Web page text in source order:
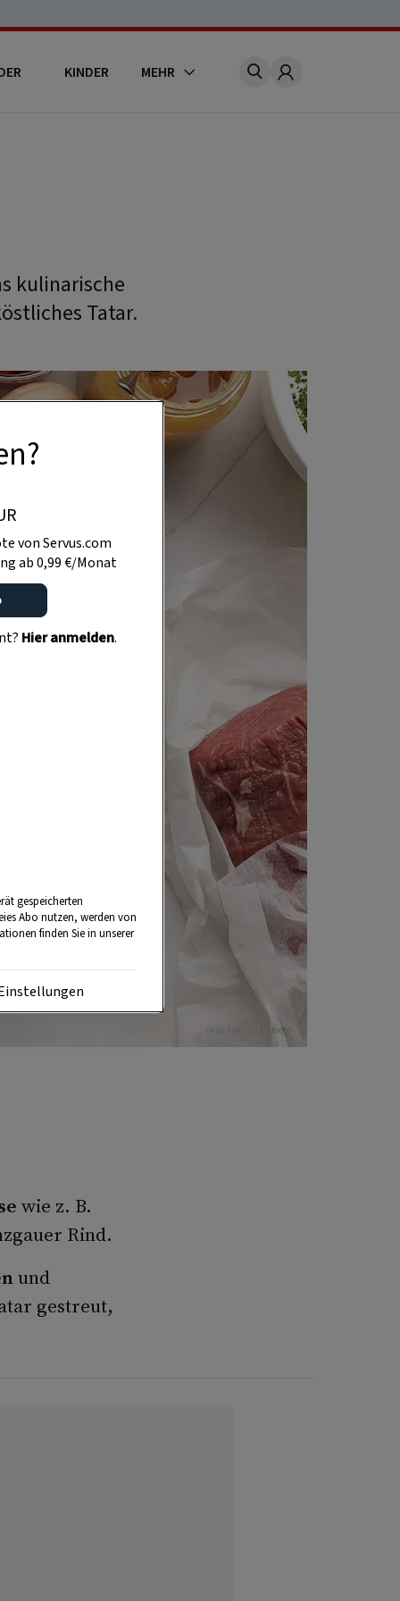
KINDER MEHR Account
kulinarische
Tatar.
Foto: Eisenhut & Mayer
wie z. B.
Rind.
und
gestreut,
von Servus.com
ab 0,99 €/Monat
Hier anmelden.
gespeicherten
Abo nutzen, werden von
finden Sie in unserer